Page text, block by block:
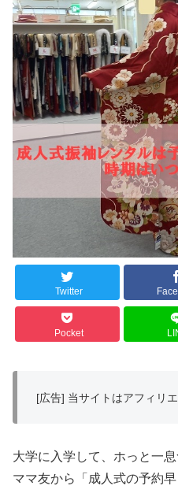
Twitter
Pocket
[広告] 当サイトはアフィリ
大学に入学して、ホっと一
ママ友から「成人式の予約